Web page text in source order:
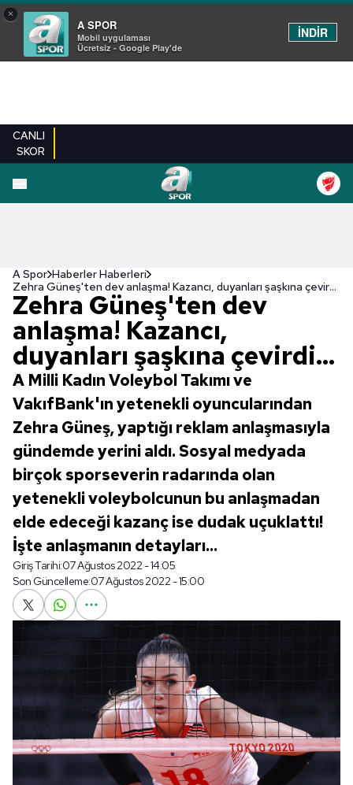
×
A SPOR
Mobil uygulaması
Ücretsiz - Google Play'de
İNDİR
CANLI
SKOR
A Spor Haberler Haberleri
Zehra Güneş'ten dev anlaşma! Kazancı, duyanları şaşkına çevirdi...
Zehra Güneş'ten dev
anlaşma! Kazancı,
duyanları şaşkına çevirdi...
A Milli Kadın Voleybol Takımı ve
VakıfBank'ın yetenekli oyuncularından
Zehra Güneş, yaptığı reklam anlaşmasıyla
gündemde yerini aldı. Sosyal medyada
birçok sporseverin radarında olan
yetenekli voleybolcunun bu anlaşmadan
elde edeceği kazanç ise dudak uçuklattı!
İşte anlaşmanın detayları...
Giriş Tarihi:07 Ağustos 2022 - 14:05
Son Güncelleme:07 Ağustos 2022 - 15:00